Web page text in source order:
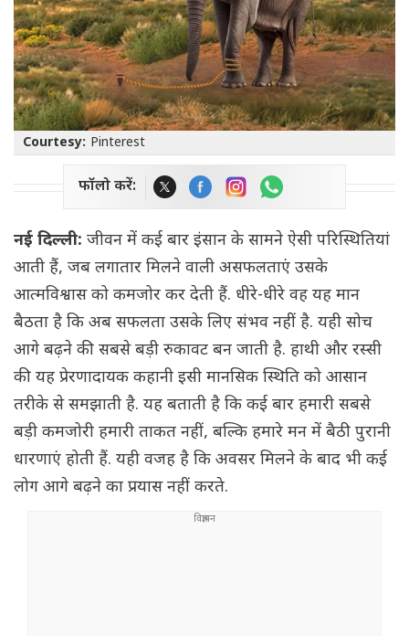
Courtesy: Pinterest
फॉलो करें:
नई दिल्ली: जीवन में कई बार इंसान के सामने ऐसी परिस्थितियां
आती हैं, जब लगातार मिलने वाली असफलताएं उसके
आत्मविश्वास को कमजोर कर देती हैं. धीरे-धीरे वह यह मान
बैठता है कि अब सफलता उसके लिए संभव नहीं है. यही सोच
आगे बढ़ने की सबसे बड़ी रुकावट बन जाती है. हाथी और रस्सी
की यह प्रेरणादायक कहानी इसी मानसिक स्थिति को आसान
तरीके से समझाती है. यह बताती है कि कई बार हमारी सबसे
बड़ी कमजोरी हमारी ताकत नहीं, बल्कि हमारे मन में बैठी पुरानी
धारणाएं होती हैं. यही वजह है कि अवसर मिलने के बाद भी कई
लोग आगे बढ़ने का प्रयास नहीं करते.